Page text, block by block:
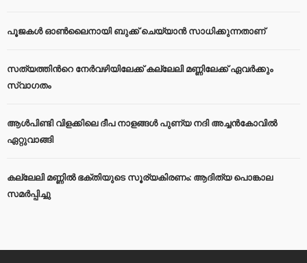
പൂജകൾ ഓൺലൈനായി ബുക്ക് ചെയ്യാൻ സാധിക്കുന്നതാണ്
സത്യത്തിന്‍റെ നേര്‍വഴിയിലേക്ക് കല്ലേലി മണ്ണിലേക്ക് ഏവർക്കും
സ്വാഗതം
ആൾപിണ്ടി വിളക്കിലെ ദീപ നാളങ്ങൾ പുണ്യ നദി അച്ചൻകോവിൽ
ഏറ്റുവാങ്ങി
കല്ലേലി മണ്ണില്‍ ഭക്തിയുടെ സൂര്യകിരണം: ആദിത്യ പൊങ്കാല
സമര്‍പ്പിച്ചു